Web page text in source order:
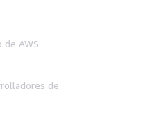
AWS
de